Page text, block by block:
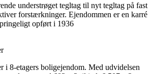
understrøget tegltag til nyt tegltag på fast
forstærkninger. Ejendommen er en karré
opført i 1936
i 8-etagers boligejendom. Med udvidelsen